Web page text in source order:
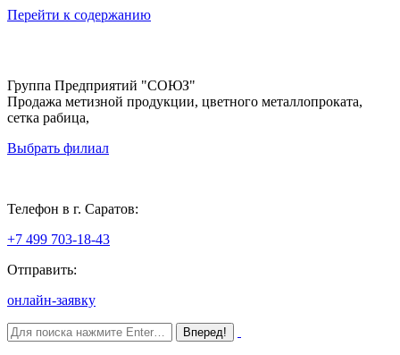
Перейти к содержанию
Группа Предприятий "СОЮЗ"
Продажа метизной продукции, цветного металлопроката,
сетка рабица,
Выбрать филиал
Телефон в г. Саратов:
+7 499 703-18-43
Отправить:
онлайн-заявку